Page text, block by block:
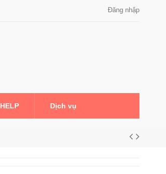
Đăng nhập
HELP Dịch vụ